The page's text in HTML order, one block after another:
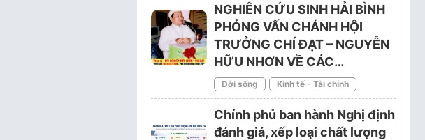
NGHIÊN CỨU SINH HẢI BÌNH
PHỎNG VẤN CHÁNH HỘI
TRƯỞNG CHÍ ĐẠT – NGUYỄN
HỮU NHƠN VỀ CÁC…
Đời sống Kinh tế - Tài chính
Chính phủ ban hành Nghị định
đánh giá, xếp loại chất lượng